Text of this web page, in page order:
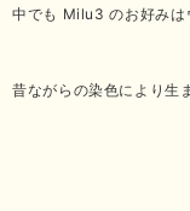
中でも Milu3 のお好みは
昔ながらの染色により生